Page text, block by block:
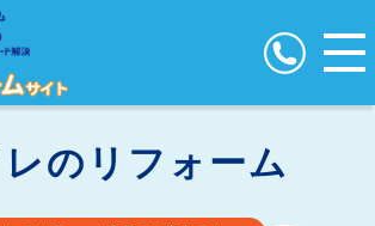
レのリフォーム